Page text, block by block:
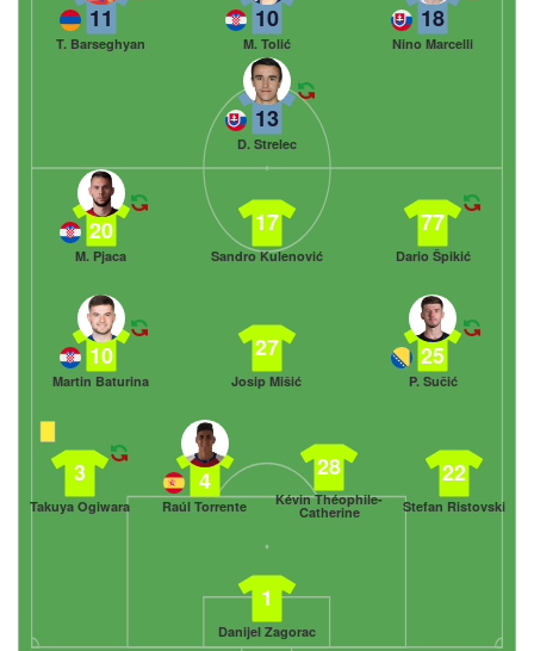
18
Nino Marcelli
10
M. Tolić
11
T. Barseghyan
13
D. Strelec
1
Danijel Zagorac
3
Takuya Ogiwara
4
Raúl Torrente
28
Kévin Théophile-
Catherine
22
Stefan Ristovski
10
Martin Baturina
27
Josip Mišić
25
P. Sučić
20
M. Pjaca
17
Sandro Kulenović
77
Dario Špikić